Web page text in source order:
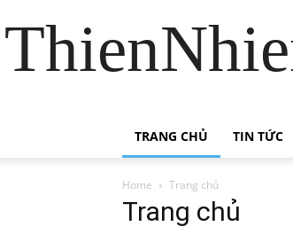
TRANG CHỦ TIN TỨC
Home Trang chủ
Trang chủ